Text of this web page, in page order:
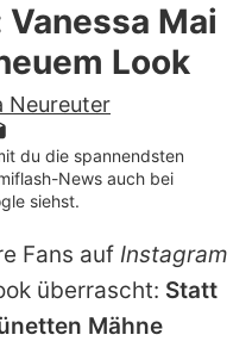
Liebe
Promiflash
Mai
Look
Neureuter
du die spannendsten
News auch bei
siehst.
Fans auf Instagram
überrascht: Statt
Mähne